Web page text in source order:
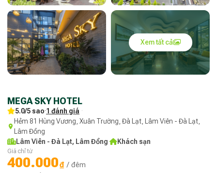
Xem tất cả
MEGA SKY HOTEL
5.0/5 sao·1 đánh giá ·
Hẻm 81 Hùng Vương, Xuân Trường, Đà Lạt, Lâm Viên - Đà Lạt,
Lâm Đồng
Lâm Viên - Đà Lạt, Lâm Đồng· Khách sạn
Giá chỉ từ
400.000₫ / đêm